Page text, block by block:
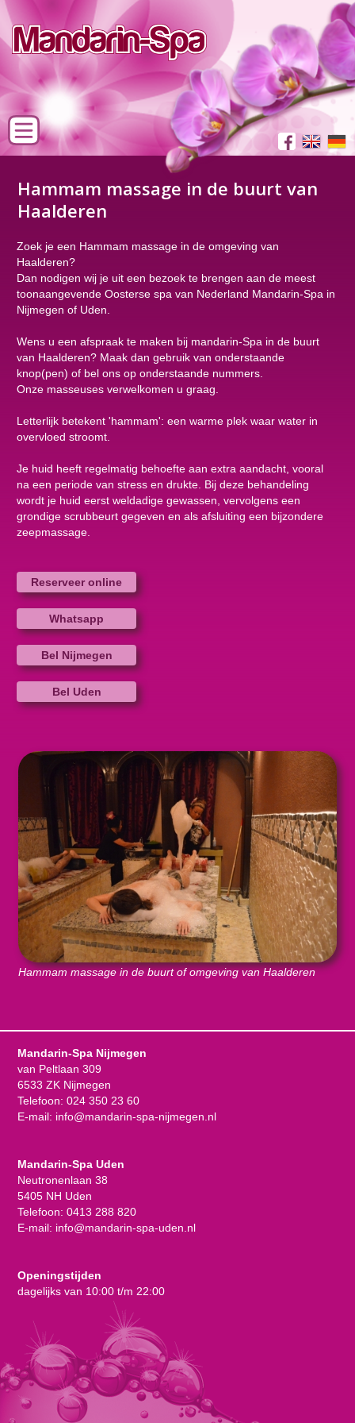
Hammam massage in de buurt van
Haalderen
Zoek je een Hammam massage in de omgeving van
Haalderen?
Dan nodigen wij je uit een bezoek te brengen aan de meest
toonaangevende Oosterse spa van Nederland Mandarin-Spa in
Nijmegen of Uden.
Wens u een afspraak te maken bij mandarin-Spa in de buurt
van Haalderen? Maak dan gebruik van onderstaande
knop(pen) of bel ons op onderstaande nummers.
Onze masseuses verwelkomen u graag.
Letterlijk betekent 'hammam': een warme plek waar water in
overvloed stroomt.
Je huid heeft regelmatig behoefte aan extra aandacht, vooral
na een periode van stress en drukte. Bij deze behandeling
wordt je huid eerst weldadige gewassen, vervolgens een
grondige scrubbeurt gegeven en als afsluiting een bijzondere
zeepmassage.
Reserveer online
Whatsapp
Bel Nijmegen
Bel Uden
Hammam massage in de buurt of omgeving van Haalderen
Mandarin-Spa Nijmegen
van Peltlaan 309
6533 ZK Nijmegen
Telefoon: 024 350 23 60
E-mail: info@mandarin-spa-nijmegen.nl
Mandarin-Spa Uden
Neutronenlaan 38
5405 NH Uden
Telefoon: 0413 288 820
E-mail: info@mandarin-spa-uden.nl
Openingstijden
dagelijks van 10:00 t/m 22:00